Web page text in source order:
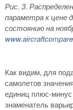
Рис. 3.
параметра к цене
состоянию на
www.aircraftcompare
Как видим, для
самолетов
единиц плюс-минус
знаменатель